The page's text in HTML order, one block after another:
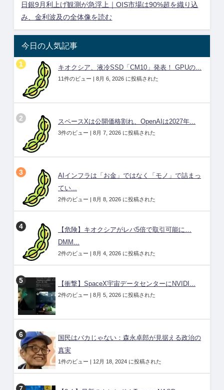
日銀9月利上げ観測が急浮上｜OIS市場は90%超を織り込
み、金利波及の全体像を読む
今日の人気記事
キオクシア、液冷SSD「CM10」発表！ GPUの...
11件のビュー | 8月 6, 2026 に投稿された
スペースXは公開価格割れ、OpenAIは2027年...
3件のビュー | 8月 7, 2026 に投稿された
AIインフラは「お金」ではなく「モノ」で詰まっ
てい...
2件のビュー | 8月 8, 2026 に投稿された
【危険】キオクシアがレバ5倍で取引可能に…
DMM...
2件のビュー | 8月 4, 2026 に投稿された
【衝撃】SpaceX宇宙データセンターにNVIDI...
2件のビュー | 8月 5, 2026 に投稿された
国民はバカじゃない：森永卓郎が見据える政治の
真実
1件のビュー | 12月 18, 2024 に投稿された